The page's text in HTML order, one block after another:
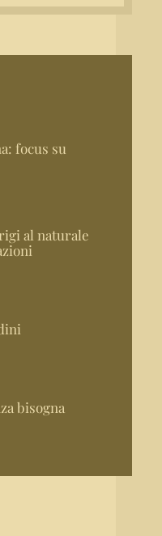
focus su
al naturale
bisogna